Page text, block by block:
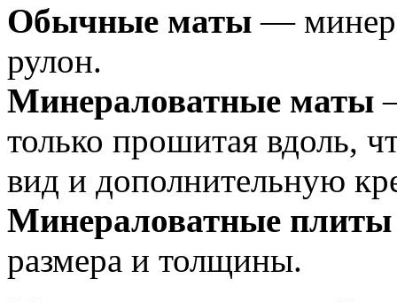
Обычные маты —
рулон.
Минераловатные маты
только прошитая вдоль,
вид и дополнительную
Минераловатные плиты
размера и толщины.